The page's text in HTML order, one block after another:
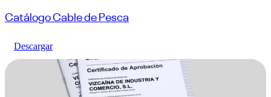
Catálogo Cable de Pesca
Descargar